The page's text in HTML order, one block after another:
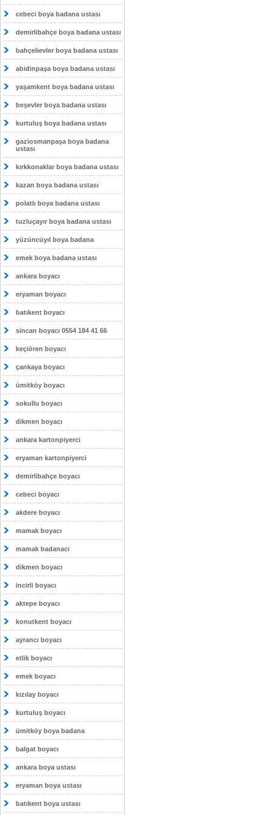
cebeci boya badana ustası
demirlibahçe boya badana ustası
bahçelievler boya badana ustası
abidinpaşa boya badana ustası
yaşamkent boya badana ustası
beşevler boya badana ustası
kurtuluş boya badana ustası
gaziosmanpaşa boya badana
ustası
kırkkonaklar boya badana ustası
kazan boya badana ustası
polatlı boya badana ustası
tuzluçayır boya badana ustası
yüzüncüyıl boya badana
emek boya badana ustası
ankara boyacı
eryaman boyacı
batıkent boyacı
sincan boyacı 0554 184 41 66
keçiören boyacı
çankaya boyacı
ümitköy boyacı
sokullu boyacı
dikmen boyacı
ankara kartonpiyerci
eryaman kartonpiyerci
demirlibahçe boyacı
cebeci boyacı
akdere boyacı
mamak boyacı
mamak badanacı
dikmen boyacı
incirli boyacı
aktepe boyacı
konutkent boyacı
ayrancı boyacı
etlik boyacı
emek boyacı
kızılay boyacı
kurtuluş boyacı
ümitköy boya badana
balgat boyacı
ankara boya ustası
eryaman boya ustası
batıkent boya ustası